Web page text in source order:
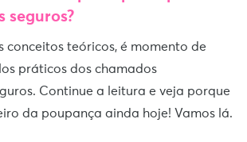
seguros?
conceitos teóricos, é momento de
práticos dos chamados
Continue a leitura e veja porque
da poupança ainda hoje! Vamos lá.